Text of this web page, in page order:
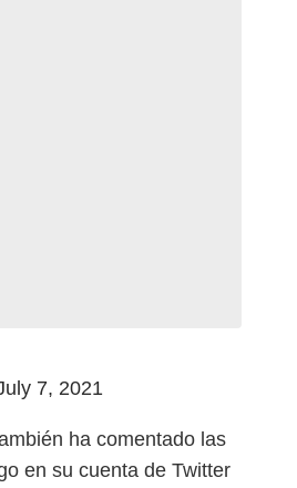
7, 2021
ha comentado las
en su cuenta de Twitter